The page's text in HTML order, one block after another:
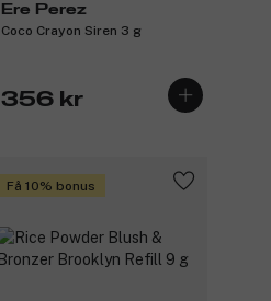
Ere Perez
Coco Crayon Siren 3 g
356 kr
Få 10% bonus